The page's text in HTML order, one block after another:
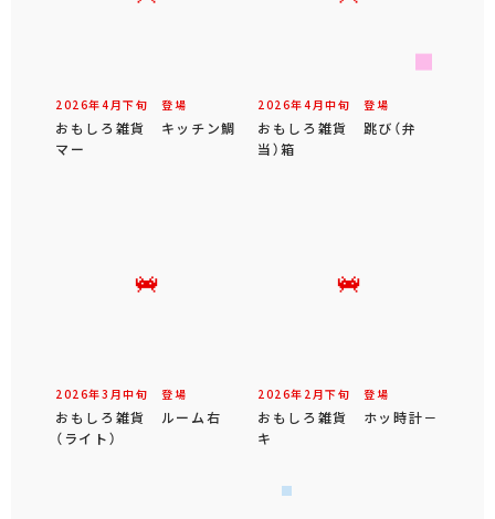
2026年4 月下旬 登場
おもしろ雑貨 キッチン鯛
マー
2026年4 月中旬 登場
おもしろ雑貨 跳び（弁
当）箱
2026年3 月中旬 登場
おもしろ雑貨 ルーム右
（ライト）
2026年 2 月下旬 登場
おもしろ雑貨 ホッ時計－
キ